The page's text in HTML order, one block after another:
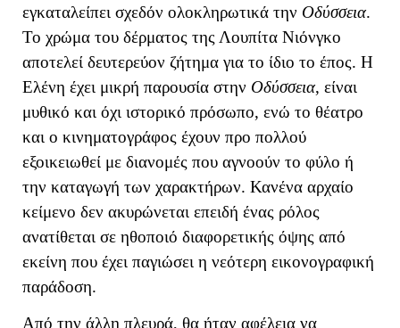
εγκαταλείπει σχεδόν ολοκληρωτικά την Οδύσσεια.
Το χρώμα του δέρματος της Λουπίτα Νιόνγκο
αποτελεί δευτερεύον ζήτημα για το ίδιο το έπος. Η
Ελένη έχει μικρή παρουσία στην Οδύσσεια, είναι
μυθικό και όχι ιστορικό πρόσωπο, ενώ το θέατρο
και ο κινηματογράφος έχουν προ πολλού
εξοικειωθεί με διανομές που αγνοούν το φύλο ή
την καταγωγή των χαρακτήρων. Κανένα αρχαίο
κείμενο δεν ακυρώνεται επειδή ένας ρόλος
ανατίθεται σε ηθοποιό διαφορετικής όψης από
εκείνη που έχει παγιώσει η νεότερη εικονογραφική
παράδοση.
Από την άλλη πλευρά, θα ήταν αφέλεια να